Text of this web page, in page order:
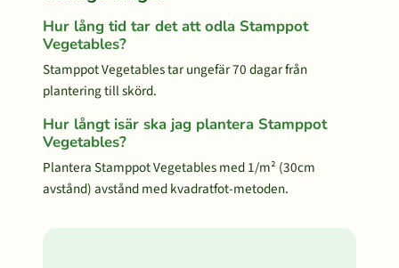
Hur lång tid tar det att odla Stamppot
Vegetables?
Stamppot Vegetables tar ungefär 70 dagar från
plantering till skörd.
Hur långt isär ska jag plantera Stamppot
Vegetables?
Plantera Stamppot Vegetables med 1/m² (30cm
avstånd) avstånd med kvadratfot-metoden.